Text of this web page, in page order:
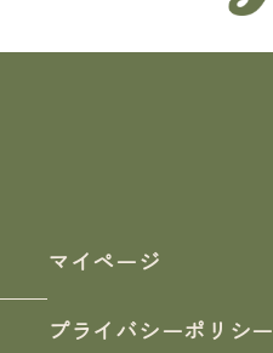
マイページ
プライバシーポリシー